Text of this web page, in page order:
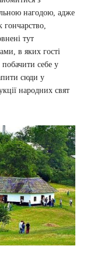
нагодою, адже
гончарство,
тут
в яких гості
себе у
сюди у
народних свят